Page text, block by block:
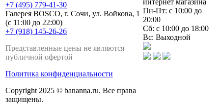
+7 (495) 779-41-30
Галерея BOSCO, г. Сочи, ул. Войкова, 1
(с 11:00 до 22:00)
+7 (918) 145-26-26
Представленные цены не являются
публичной офертой
Политика конфиденциальности
Copyright 2025 © bananna.ru. Все права
защищены.
Пн-Пт: с 10:00 до
20:00
Сб: с 10:00 до 18:00
Вс: Выходной